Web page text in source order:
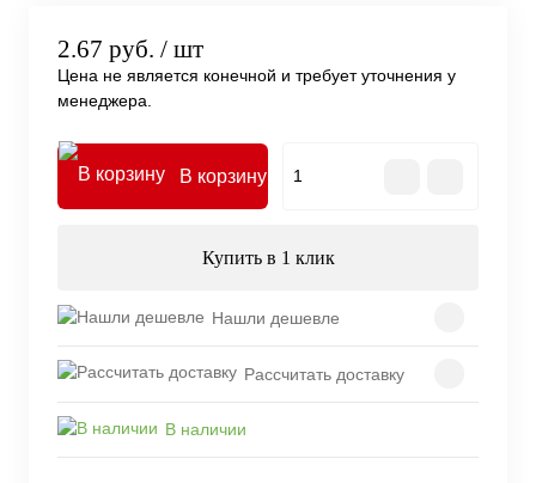
2.67 руб. / шт
Цена не является конечной и требует уточнения у
менеджера.
В корзину
Купить в 1 клик
Нашли дешевле
Рассчитать доставку
В наличии